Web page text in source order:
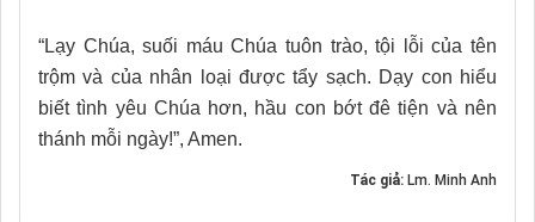
“Lạy Chúa, suối máu Chúa tuôn trào, tội lỗi của tên
trộm và của nhân loại được tẩy sạch. Dạy con hiểu
biết tình yêu Chúa hơn, hầu con bớt đê tiện và nên
thánh mỗi ngày!”, Amen.
Tác giả: Lm. Minh Anh